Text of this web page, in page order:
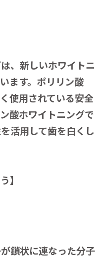
、新しいホワイトニ
ます。ポリリン酸
使用されている安全
酸ホワイトニングで
活用して歯を白くし
】
鎖状に連なった分子